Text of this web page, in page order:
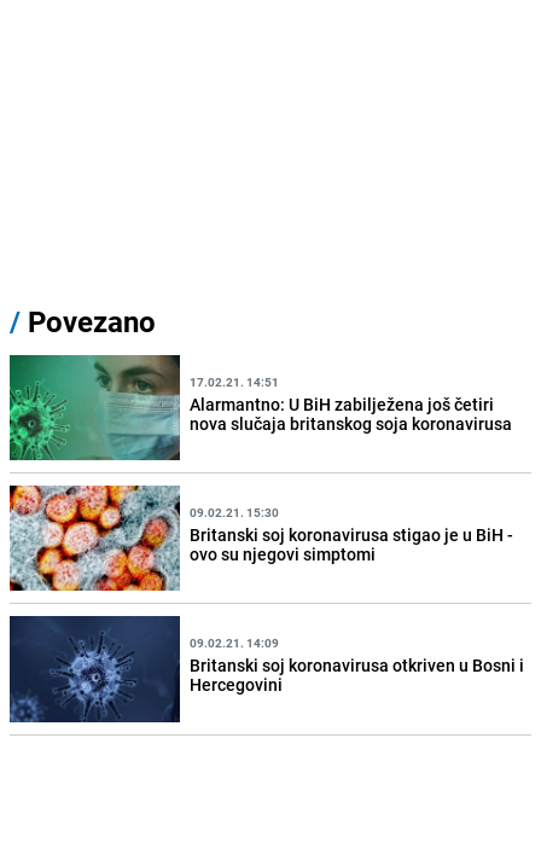
/ Povezano
17.02.21. 14:51
Alarmantno: U BiH zabilježena još četiri
nova slučaja britanskog soja koronavirusa
09.02.21. 15:30
Britanski soj koronavirusa stigao je u BiH -
ovo su njegovi simptomi
09.02.21. 14:09
Britanski soj koronavirusa otkriven u Bosni i
Hercegovini